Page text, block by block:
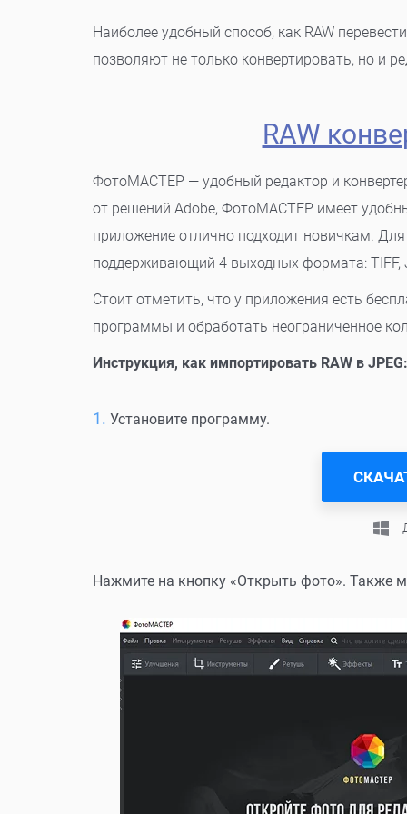
Наиболее удобный способ, как RAW
позволяют не только конвертировать, но и
RAW
ФотоМАСТЕР — удобный редактор и
от решений Adobe, ФотоМАСТЕР имеет
приложение отлично подходит новичкам.
поддерживающий 4 выходных формата: TIFF,
Стоит отметить, что у приложения есть
программы и обработать неограниченное
Инструкция, как импортировать RAW в JPEG:
Установите программу.
Нажмите на кнопку «Открыть фото». Также